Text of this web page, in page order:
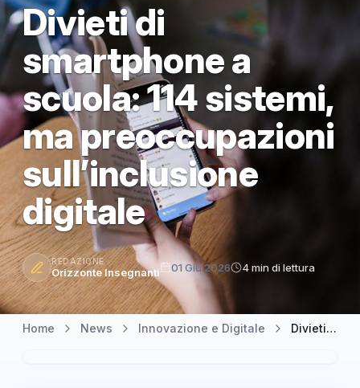
Divieti di
smartphone a
scuola: 114 sistemi,
ma preoccupazioni
sull’inclusione
digitale
REDAZIONE
Orizzonte Insegnanti 01 Giu 2026 4 min di lettura
Home News Innovazione e Digitale Divieti di smartphone a scuola: 114 sistemi, ma preoccupazioni sull’inclusione digitale